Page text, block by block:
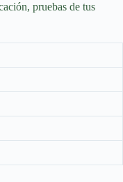
pruebas de tus